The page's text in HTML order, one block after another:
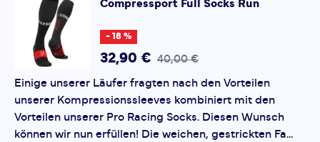
Kompressionseigenschaften auch nach häufigem
Gebrauch. Vielseitige Anwendung: Egal, ob Sie ein
Marathonläufer oder ein Freizeitjogger sind, diese
Socken bieten die Unterstützung und den Komfort, den
Sie für jede Distanz benötigen. Erleben Sie den
Unterschied, den Qualität machen kann. Wählen Sie die
Compressport Full Socks Run für Ihre nächste
Laufherausforderung und spüren Sie den Unterschied
Pflichtfelder
Bewertung hinzufügen
Dieses Formular ist durch reCAPTCHA geschützt – es gelten
dieDatenschutzbestimmungenundNutzungsbedingungen
von Google.
Compressport Full Socks Run
- 18 %
32,90 € 40,00 €
Einige unserer Läufer fragten nach den Vorteilen
unserer Kompressionssleeves kombiniert mit den
Vorteilen unserer Pro Racing Socks. Diesen Wunsch
können wir nun erfüllen! Die weichen, gestrickten Fa...